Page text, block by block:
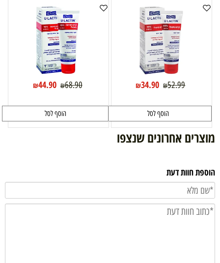
₪52.99
₪34.90
הוסף לסל
₪68.90
₪44.90
הוסף לסל
מוצרים אחרונים שנצפו
הוספת חוות דעת